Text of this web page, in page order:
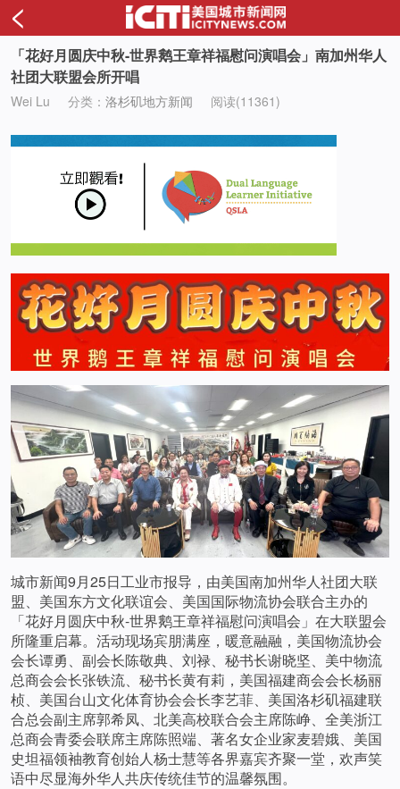
<
「花好月圆庆中秋-世界鹅王章祥福慰问演唱会」南加州华人
社团大联盟会所开唱
Wei Lu 分类： 洛杉矶地方新闻 阅读(11361)
城市新闻9月25日工业市报导，由美国南加州华人社团大联
盟、美国东方文化联谊会、美国国际物流协会联合主办的
「花好月圆庆中秋-世界鹅王章祥福慰问演唱会」在大联盟会
所隆重启幕。活动现场宾朋满座，暖意融融，美国物流协会
会长谭勇、副会长陈敬典、刘禄、秘书长谢晓坚、美中物流
总商会会长张铁流、秘书长黄有莉，美国福建商会会长杨丽
桢、美国台山文化体育协会会长李艺菲、美国洛杉矶福建联
合总会副主席郭希凤、北美高校联合会主席陈峥、全美浙江
总商会青委会联席主席陈照端、著名女企业家麦碧娥、美国
史坦福领袖教育创始人杨士慧等各界嘉宾齐聚一堂，欢声笑
语中尽显海外华人共庆传统佳节的温馨氛围。